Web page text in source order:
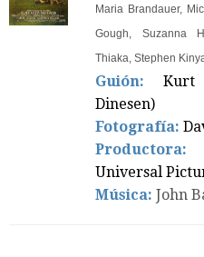
Maria Brandauer,
Gough, Suzanna
Thiaka, Stephen
Guión: Kurt
Dinesen)
Fotografía:
Productora:
Universal
Música: John